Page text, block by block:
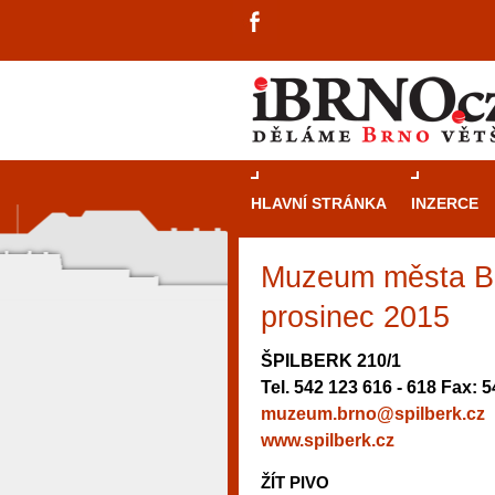
HLAVNÍ STRÁNKA INZERCE
Muzeum města
prosinec 2015
ŠPILBERK 210/1
Tel. 542 123 616 - 618 Fax:
muzeum.brno@spilberk.cz
www.spilberk.cz
ŽÍT PIVO
návštěvníky, tak pro příležitostné